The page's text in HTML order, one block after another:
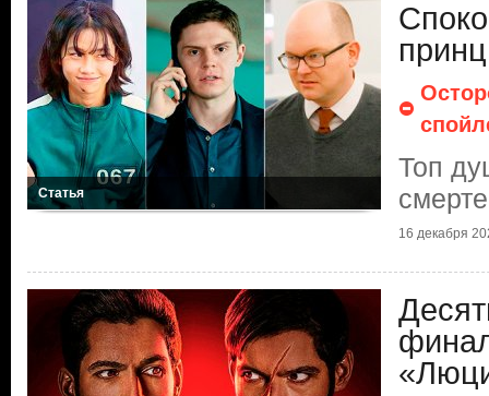
Статья
принц
Топ
16 декабря